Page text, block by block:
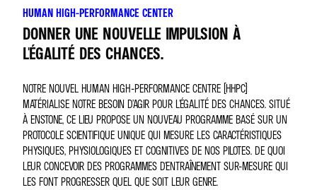
HUMAN HIGH-PERFORMANCE CENTER
DONNER UNE NOUVELLE IMPULSION À
L'ÉGALITÉ DES CHANCES.
NOTRE NOUVEL HUMAN HIGH-PERFORMANCE CENTRE (HHPC)
MATÉRIALISE NOTRE BESOIN D’AGIR POUR L'ÉGALITÉ DES CHANCES. SITUÉ
À ENSTONE, CE LIEU PROPOSE UN NOUVEAU PROGRAMME BASÉ SUR UN
PROTOCOLE SCIENTIFIQUE UNIQUE QUI MESURE LES CARACTÉRISTIQUES
PHYSIQUES, PHYSIOLOGIQUES ET COGNITIVES DE NOS PILOTES. DE QUOI
LEUR CONCEVOIR DES PROGRAMMES D'ENTRAÎNEMENT SUR-MESURE QUI
LES FONT PROGRESSER QUEL QUE SOIT LEUR GENRE.